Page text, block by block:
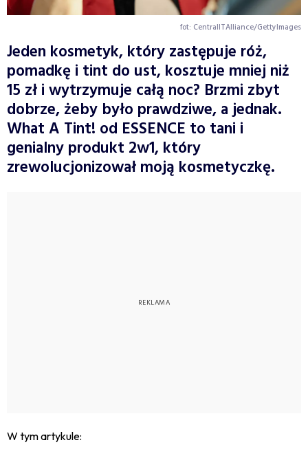
fot: CentralITAlliance/GettyImages
Jeden kosmetyk, który zastępuje róż,
pomadkę i tint do ust, kosztuje mniej niż
15 zł i wytrzymuje całą noc? Brzmi zbyt
dobrze, żeby było prawdziwe, a jednak.
What A Tint! od ESSENCE to tani i
genialny produkt 2w1, który
zrewolucjonizował moją kosmetyczkę.
W tym artykule: